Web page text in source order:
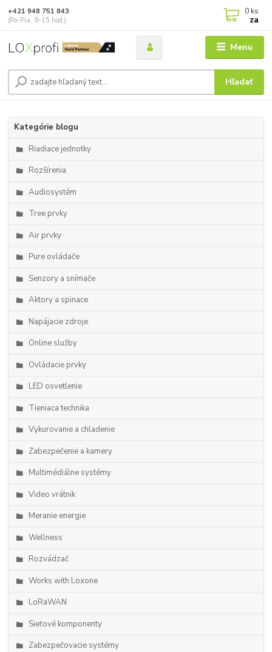
Menu
Hľadať
+421 948 751 843
(Po-Pia, 9-15 hod.)
0 ks
za
Kategórie blogu
Riadiace jednotky
Rozšírenia
Audiosystém
Tree prvky
Air prvky
Pure ovládače
Senzory a snímače
Aktory a spinace
Napájacie zdroje
Online služby
Ovládacie prvky
LED osvetlenie
Tieniaca technika
Vykurovanie a chladenie
Zabezpečenie a kamery
Multimédiálne systémy
Video vrátnik
Meranie energie
Wellness
Rozvádzač
Works with Loxone
LoRaWAN
Sieťové komponenty
Zabezpečovacie systémy